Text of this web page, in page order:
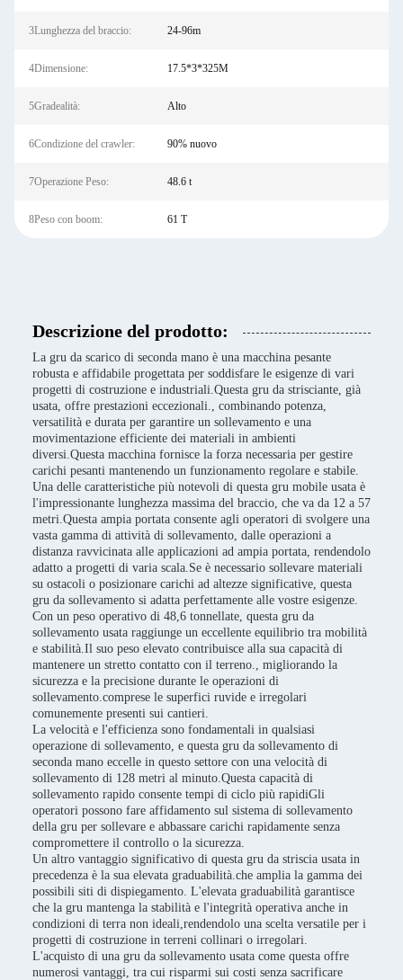
3Lunghezza del braccio: 24-96m
4Dimensione: 17.5*3*325M
5Gradealità: Alto
6Condizione del crawler: 90% nuovo
7Operazione Peso: 48.6 t
8Peso con boom: 61 T
Descrizione del prodotto:
La gru da scarico di seconda mano è una macchina pesante
robusta e affidabile progettata per soddisfare le esigenze di vari
progetti di costruzione e industriali.Questa gru da strisciante, già
usata, offre prestazioni eccezionali., combinando potenza,
versatilità e durata per garantire un sollevamento e una
movimentazione efficiente dei materiali in ambienti
diversi.Questa macchina fornisce la forza necessaria per gestire
carichi pesanti mantenendo un funzionamento regolare e stabile.
Una delle caratteristiche più notevoli di questa gru mobile usata è
l'impressionante lunghezza massima del braccio, che va da 12 a 57
metri.Questa ampia portata consente agli operatori di svolgere una
vasta gamma di attività di sollevamento, dalle operazioni a
distanza ravvicinata alle applicazioni ad ampia portata, rendendolo
adatto a progetti di varia scala.Se è necessario sollevare materiali
su ostacoli o posizionare carichi ad altezze significative, questa
gru da sollevamento si adatta perfettamente alle vostre esigenze.
Con un peso operativo di 48,6 tonnellate, questa gru da
sollevamento usata raggiunge un eccellente equilibrio tra mobilità
e stabilità.Il suo peso elevato contribuisce alla sua capacità di
mantenere un stretto contatto con il terreno., migliorando la
sicurezza e la precisione durante le operazioni di
sollevamento.comprese le superfici ruvide e irregolari
comunemente presenti sui cantieri.
La velocità e l'efficienza sono fondamentali in qualsiasi
operazione di sollevamento, e questa gru da sollevamento di
seconda mano eccelle in questo settore con una velocità di
sollevamento di 128 metri al minuto.Questa capacità di
sollevamento rapido consente tempi di ciclo più rapidiGli
operatori possono fare affidamento sul sistema di sollevamento
della gru per sollevare e abbassare carichi rapidamente senza
compromettere il controllo o la sicurezza.
Un altro vantaggio significativo di questa gru da striscia usata in
precedenza è la sua elevata graduabilità.che amplia la gamma dei
possibili siti di dispiegamento. L'elevata graduabilità garantisce
che la gru mantenga la stabilità e l'integrità operativa anche in
condizioni di terra non ideali,rendendolo una scelta versatile per i
progetti di costruzione in terreni collinari o irregolari.
L'acquisto di una gru da sollevamento usata come questa offre
numerosi vantaggi, tra cui risparmi sui costi senza sacrificare